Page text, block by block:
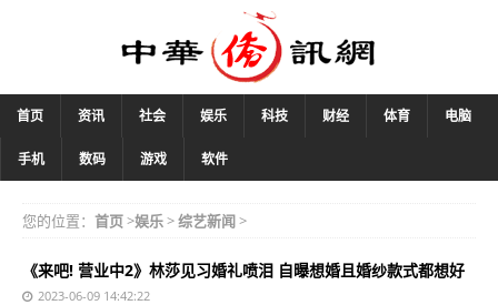
首页 资讯 社会 娱乐 科技 财经 体育 电脑
手机 数码 游戏 软件
您的位置： 首页>娱乐>综艺新闻>
《来吧! 营业中2》林莎见习婚礼喷泪 自曝想婚且婚纱款式都想好
2023-06-09 14:42:22